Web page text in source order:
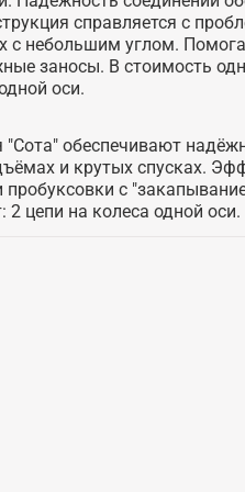
справляется с
с небольшим углом.
заносы. В стоимость
оси.
обеспечивают
и крутых спусках.
с
2 цепи на колеса одной оси.